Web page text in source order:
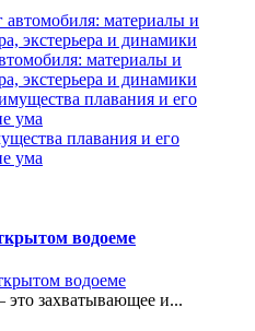
материалы и
экстерьера и динамики
плавания и его
ума
водоеме
захватывающее и...